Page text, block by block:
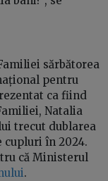
sărbătorea
pentru
ca fiind
Natalia
trecut dublarea
cupluri în 2024.
că Ministerul
.